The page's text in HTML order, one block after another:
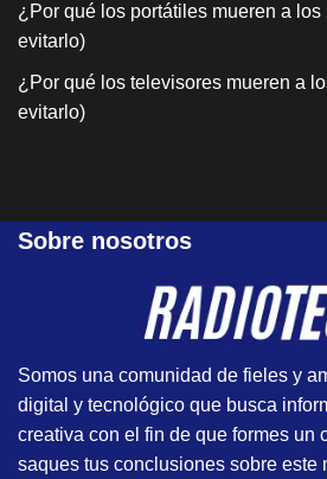
¿Por qué los portátiles mueren a los
evitarlo)
¿Por qué los televisores mueren a
evitarlo)
Sobre nosotros
Somos una comunidad de fieles y
digital y tecnológico que busca
creativa con el fin de que formes un
saques tus conclusiones sobre este